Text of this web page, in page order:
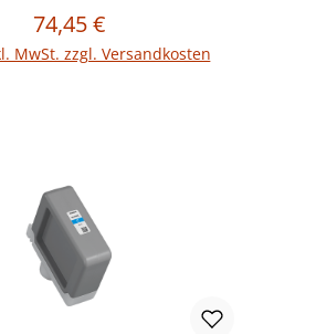
Regulärer Preis:
74,45 €
MwSt. zzgl. Versandkosten
In den Warenkorb